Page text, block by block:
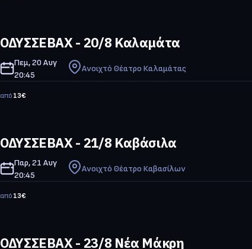
ΟΔΥΣΣΕΒΑΧ - 20/8 Καλαμάτα
Πεμ, 20 Αυγ
20:45
Ανοιχτό Θέατρο Καλαμάτας
από13€
ΟΔΥΣΣΕΒΑΧ - 21/8 Καβάσιλα
Παρ, 21 Αυγ
20:45
Ανοιχτό Θέατρο Καβασίλων
από13€
ΟΔΥΣΣΕΒΑΧ - 23/8 Νέα Μάκρη